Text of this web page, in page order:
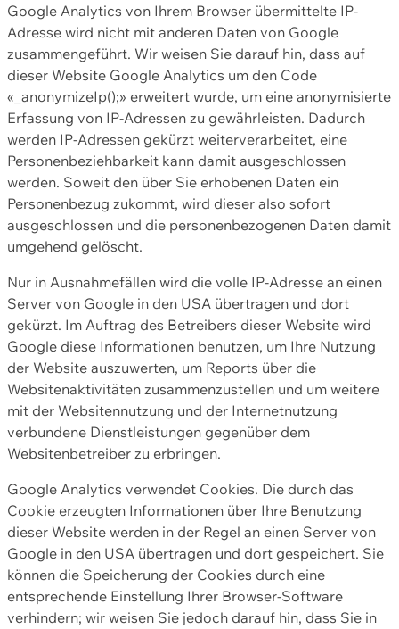
Google Analytics von Ihrem Browser übermittelte IP-
Adresse wird nicht mit anderen Daten von Google
zusammengeführt. Wir weisen Sie darauf hin, dass auf
dieser Website Google Analytics um den Code
«_anonymizeIp();» erweitert wurde, um eine anonymisierte
Erfassung von IP-Adressen zu gewährleisten. Dadurch
werden IP-Adressen gekürzt weiterverarbeitet, eine
Personenbeziehbarkeit kann damit ausgeschlossen
werden. Soweit den über Sie erhobenen Daten ein
Personenbezug zukommt, wird dieser also sofort
ausgeschlossen und die personenbezogenen Daten damit
umgehend gelöscht.
Nur in Ausnahmefällen wird die volle IP-Adresse an einen
Server von Google in den USA übertragen und dort
gekürzt. Im Auftrag des Betreibers dieser Website wird
Google diese Informationen benutzen, um Ihre Nutzung
der Website auszuwerten, um Reports über die
Websitenaktivitäten zusammenzustellen und um weitere
mit der Websitennutzung und der Internetnutzung
verbundene Dienstleistungen gegenüber dem
Websitenbetreiber zu erbringen.
Google Analytics verwendet Cookies. Die durch das
Cookie erzeugten Informationen über Ihre Benutzung
dieser Website werden in der Regel an einen Server von
Google in den USA übertragen und dort gespeichert. Sie
können die Speicherung der Cookies durch eine
entsprechende Einstellung Ihrer Browser-Software
verhindern; wir weisen Sie jedoch darauf hin, dass Sie in